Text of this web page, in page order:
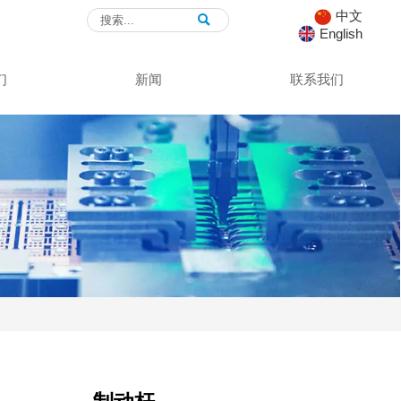

中文
English
新闻 联系我们